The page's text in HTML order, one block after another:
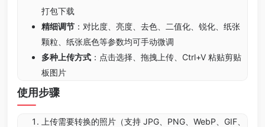
打包下载
精细调节 ：对比度、亮度、去色、二值化、锐化、纸张
颗粒、纸张底色等参数均可手动微调
多种上传方式 ：点击选择、拖拽上传、Ctrl+V 粘贴剪贴
板图片
使用步骤
上传需要转换的照片（支持 JPG、PNG、WebP、GIF、